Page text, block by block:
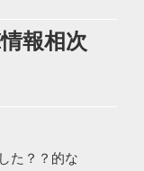
報相次
た？？的な